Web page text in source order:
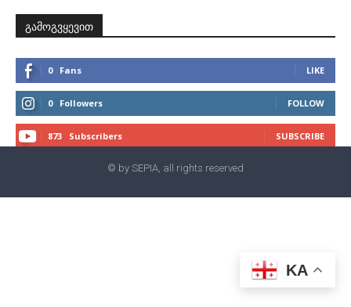
გამოგვყევით
0 Fans LIKE
0 Followers FOLLOW
873 Subscribers SUBSCRIBE
© by SEPIA, all rights reserved
KA